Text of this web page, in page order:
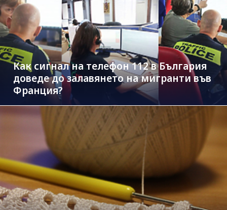
Как сигнал на телефон 112 в България
доведе до залавянето на мигранти във
Франция?